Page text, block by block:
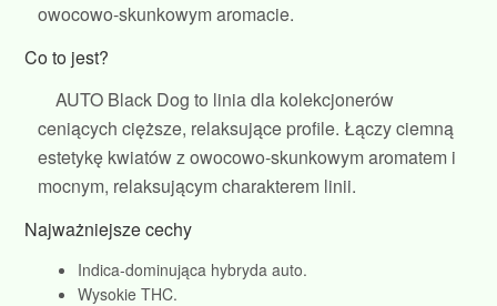
owocowo‑skunkowym aromacie.
Co to jest?
AUTO Black Dog to linia dla kolekcjonerów
ceniących cięższe, relaksujące profile. Łączy ciemną
estetykę kwiatów z owocowo‑skunkowym aromatem i
mocnym, relaksującym charakterem linii.
Najważniejsze cechy
Indica‑dominująca hybryda auto.
Wysokie THC.